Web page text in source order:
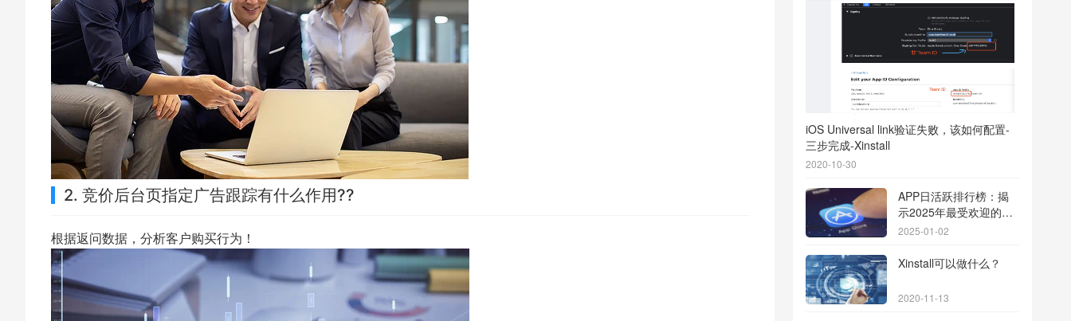
2. 竞价后台页指定广告跟踪有什么作用??
根据返问数据，分析客户购买行为！
iOS Universal link验证失败，该如何配置-
三步完成-Xinstall
2020-10-30
APP日活跃排行榜：揭
示2025年最受欢迎的应
用背后的秘密
2025-01-02
Xinstall可以做什么？
2020-11-13